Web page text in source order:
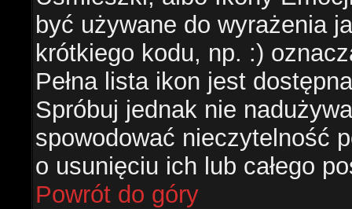
być używane do wyrażenia
krótkiego kodu, np. :)
Pełna lista ikon jest
Spróbuj jednak nie
spowodować nieczytelność
o usunięciu ich lub całego
Powrót do góry